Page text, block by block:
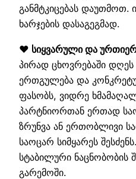
განმტკიცებას
ხარჯების დასაგეგმად.
❤️ სიყვარული და
პირად ცხოვრებაში
ერთგულება და
ფასობს, ვიდრე
პარტნიორთან ერთად
ზრუნვა ან ერთობლივი
საოცარ სიმყარეს
სტაბილური ნაცნობობის
გარემოში.